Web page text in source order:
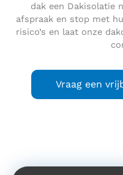
dak een Dakisolatie
afspraak en stop met
risico’s en laat onze
Vraag een